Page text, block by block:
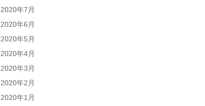
2020年7月
2020年6月
2020年5月
2020年4月
2020年3月
2020年2月
2020年1月